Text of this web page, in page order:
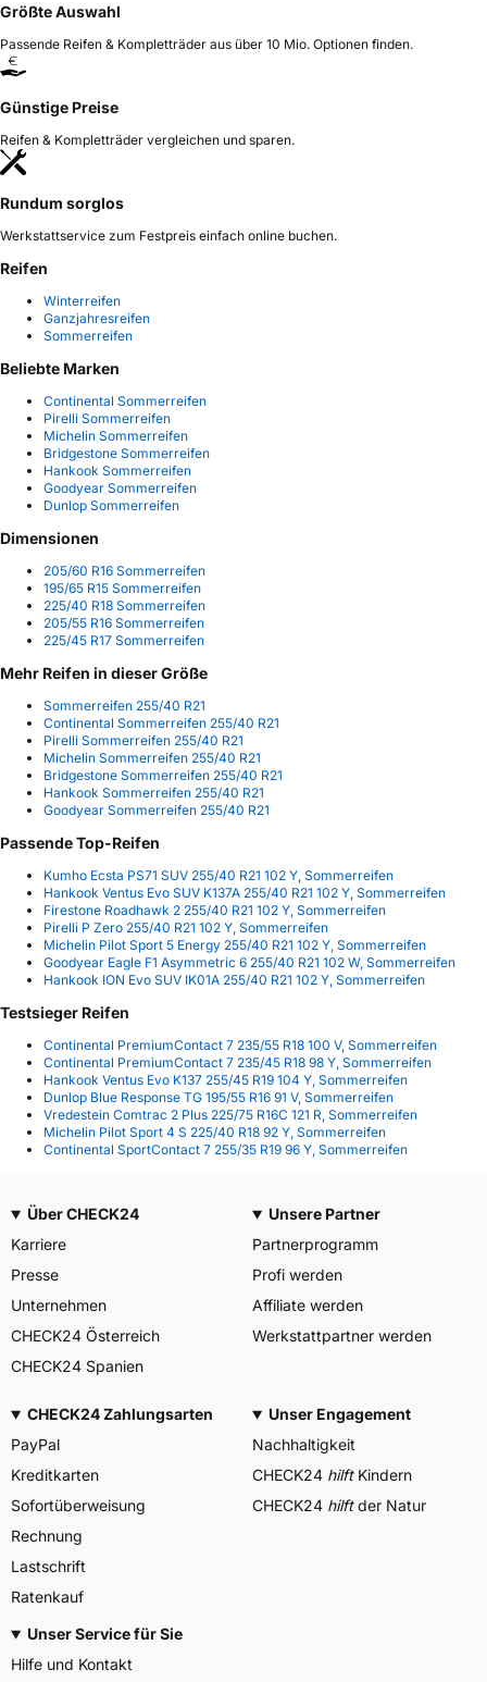
Größte Auswahl
Passende Reifen & Kompletträder aus über 10 Mio. Optionen finden.
Günstige Preise
Reifen & Kompletträder vergleichen und sparen.
Rundum sorglos
Werkstattservice zum Festpreis einfach online buchen.
Reifen
Winterreifen
Ganzjahresreifen
Sommerreifen
Beliebte Marken
Continental Sommerreifen
Pirelli Sommerreifen
Michelin Sommerreifen
Bridgestone Sommerreifen
Hankook Sommerreifen
Goodyear Sommerreifen
Dunlop Sommerreifen
Dimensionen
205/60 R16 Sommerreifen
195/65 R15 Sommerreifen
225/40 R18 Sommerreifen
205/55 R16 Sommerreifen
225/45 R17 Sommerreifen
Mehr Reifen in dieser Größe
Sommerreifen 255/40 R21
Continental Sommerreifen 255/40 R21
Pirelli Sommerreifen 255/40 R21
Michelin Sommerreifen 255/40 R21
Bridgestone Sommerreifen 255/40 R21
Hankook Sommerreifen 255/40 R21
Goodyear Sommerreifen 255/40 R21
Passende Top-Reifen
Kumho Ecsta PS71 SUV 255/40 R21 102 Y, Sommerreifen
Hankook Ventus Evo SUV K137A 255/40 R21 102 Y, Sommerreifen
Firestone Roadhawk 2 255/40 R21 102 Y, Sommerreifen
Pirelli P Zero 255/40 R21 102 Y, Sommerreifen
Michelin Pilot Sport 5 Energy 255/40 R21 102 Y, Sommerreifen
Goodyear Eagle F1 Asymmetric 6 255/40 R21 102 W, Sommerreifen
Hankook ION Evo SUV IK01A 255/40 R21 102 Y, Sommerreifen
Testsieger Reifen
Continental PremiumContact 7 235/55 R18 100 V, Sommerreifen
Continental PremiumContact 7 235/45 R18 98 Y, Sommerreifen
Hankook Ventus Evo K137 255/45 R19 104 Y, Sommerreifen
Dunlop Blue Response TG 195/55 R16 91 V, Sommerreifen
Vredestein Comtrac 2 Plus 225/75 R16C 121 R, Sommerreifen
Michelin Pilot Sport 4 S 225/40 R18 92 Y, Sommerreifen
Continental SportContact 7 255/35 R19 96 Y, Sommerreifen
Über CHECK24
Karriere
Presse
Unternehmen
CHECK24 Österreich
CHECK24 Spanien
Unsere Partner
Partnerprogramm
Profi werden
Affiliate werden
Werkstattpartner werden
CHECK24 Zahlungsarten
PayPal
Kreditkarten
Sofortüberweisung
Rechnung
Lastschrift
Ratenkauf
Unser Engagement
Nachhaltigkeit
CHECK24 hilftKindern
CHECK24 hilftder Natur
Unser Service für Sie
Hilfe und Kontakt